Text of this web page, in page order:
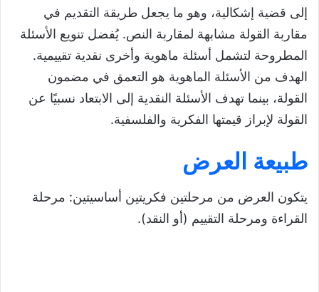
إلى قضية إشكالية، وهو ما يجعل طريقة التقديم في
مقاربة القولة مشابهة لمقاربة النص. يُفضل تنويع الأسئلة
المطروحة لتشمل أسئلة ماهوية وأخرى نقدية تقييمية.
الهدف من الأسئلة الماهوية هو التعمق في مضمون
القولة، بينما تهدف الأسئلة النقدية إلى الابتعاد نسبيًا عن
القولة لإبراز قيمتها الفكرية والفلسفية.
طبيعة العرض
يتكون العرض من مرحلتين فكريتين أساسيتين: مرحلة
القراءة ومرحلة التقييم (أو النقد).